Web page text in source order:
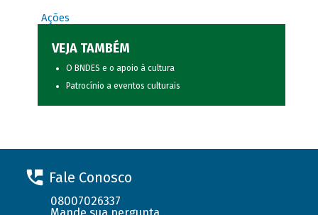
Ações
VEJA TAMBÉM
O BNDES e o apoio à cultura
Patrocínio a eventos culturais
Fale Conosco
08007026337